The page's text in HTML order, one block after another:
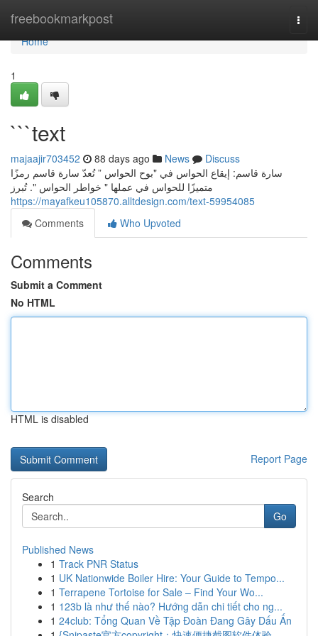
freebookmarkpost
Home
Home
1
```text
majaajir703452 88 days ago News
Discuss
سارة قاسم: إيقاع الحواس في "بوح الحواس ” تُعدّ سارة قاسم رمزًا
متميزًا للحواس في عملها " خواطر الحواس ". تُبرز
https://mayafkeu105870.alltdesign.com/text-59954085
Comments
Who Upvoted
Comments
Submit a Comment
No HTML
HTML is disabled
Report Page
Search
Go
Published News
1 Track PNR Status
1 UK Nationwide Boiler Hire: Your Guide to Tempo...
1 Terrapene Tortoise for Sale – Find Your Wo...
1 123b là như thế nào? Hướng dẫn chi tiết cho ng...
1 24club: Tổng Quan Về Tập Đoàn Đang Gây Dấu Ấn